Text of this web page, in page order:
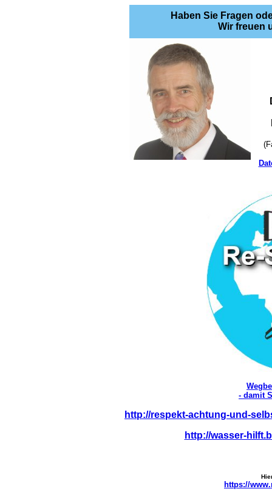
Haben Sie Fragen
Wir freuen
- damit
http://respekt-achtung-und-
http://wasser-
https://